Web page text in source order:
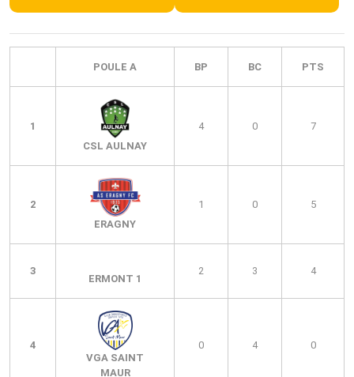
POULE A BP BC PTS
1
CSL AULNAY
4 0 7
2
ERAGNY
1 0 5
3
ERMONT 1
2 3 4
4
VGA SAINT
MAUR
0 4 0